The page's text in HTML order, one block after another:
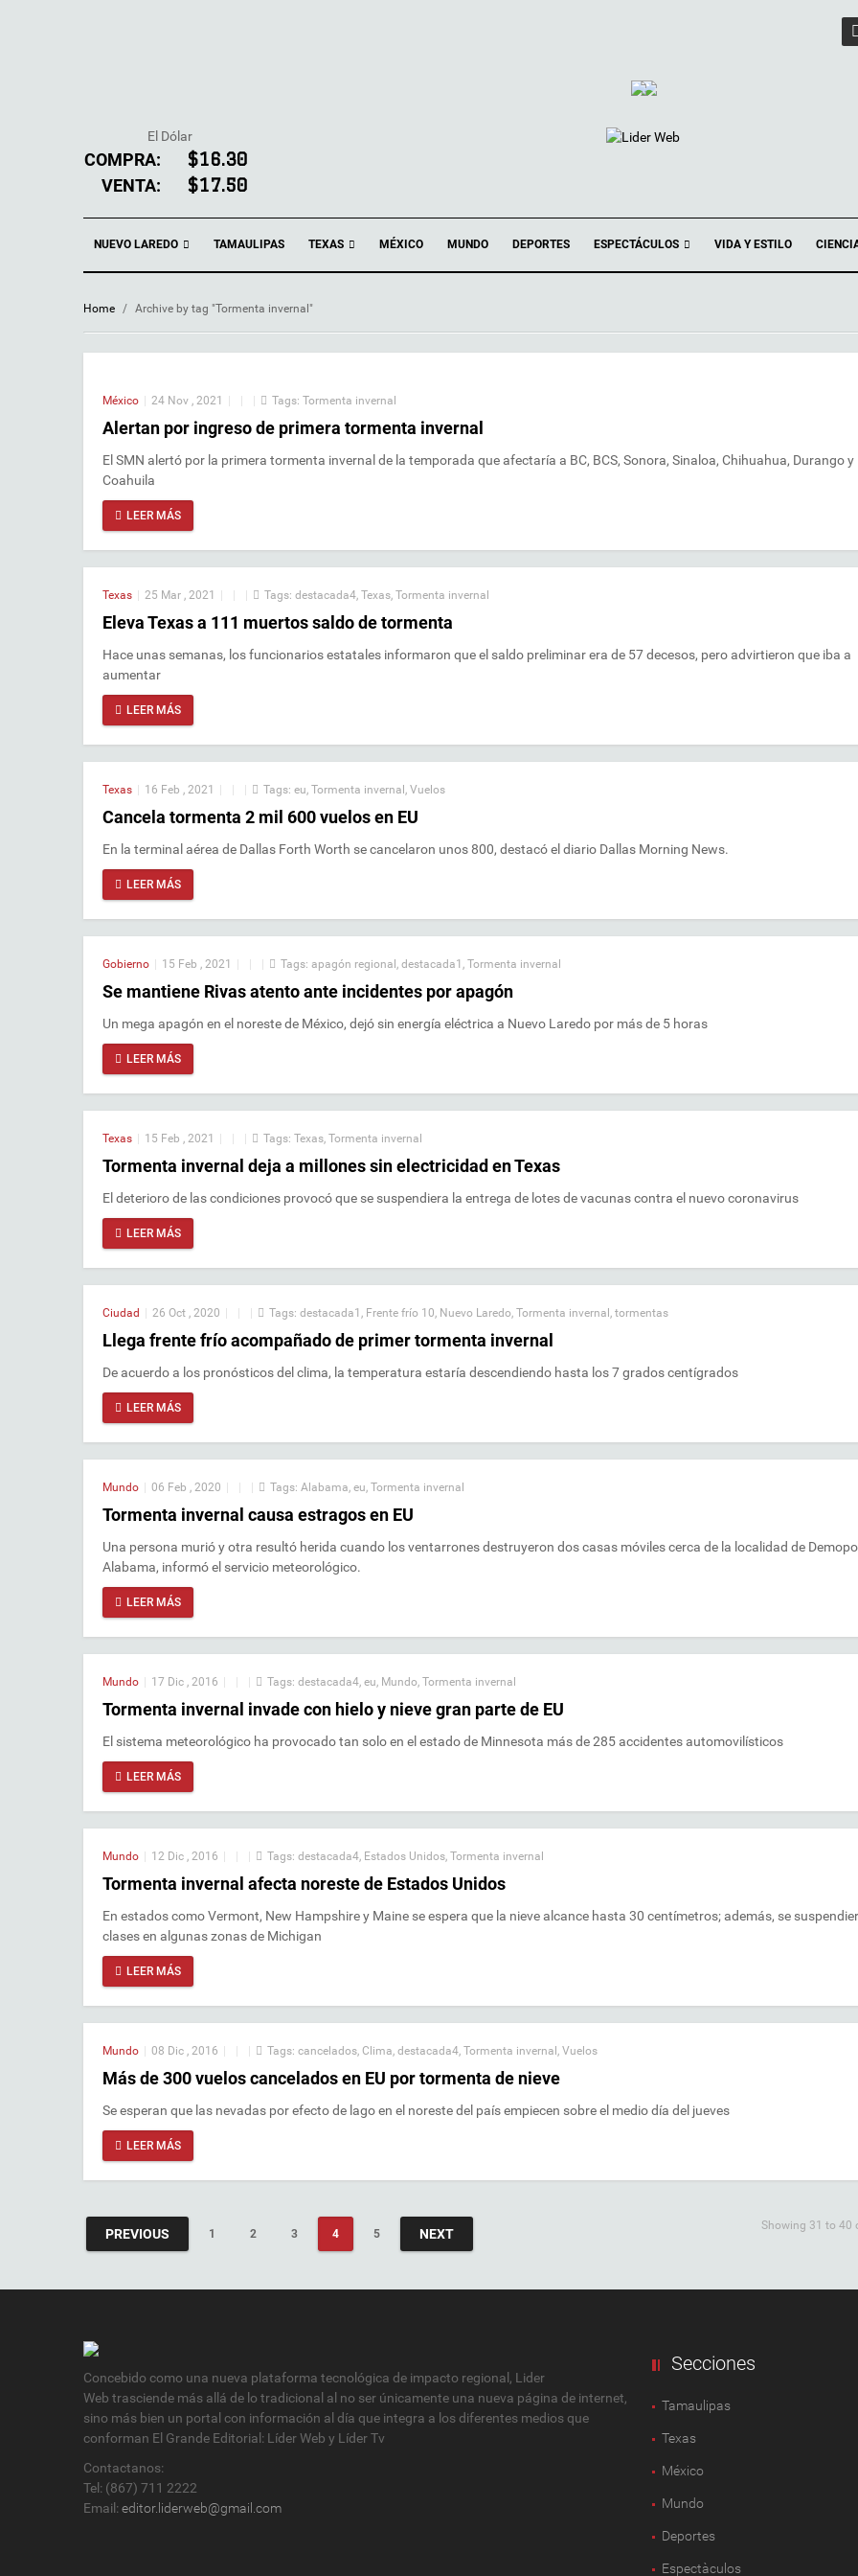
El Dólar
COMPRA: $16.30
VENTA: $17.50
NUEVO LAREDO TAMAULIPAS TEXAS MÉXICO MUNDO DEPORTES ESPECTÁCULOS VIDA Y ESTILO
Home / Archive by tag "Tormenta invernal"
México 24 Nov , 2021 Tags: Tormenta invernal
Alertan por ingreso de primera tormenta invernal
El SMN alertó por la primera tormenta invernal de la temporada que afectaría a BC, BCS, Sonora, Sinaloa, Chihuahua, Durango y
Coahuila
LEER MÁS
Texas 25 Mar , 2021 Tags: destacada4, Texas, Tormenta invernal
Eleva Texas a 111 muertos saldo de tormenta
Hace unas semanas, los funcionarios estatales informaron que el saldo preliminar era de 57 decesos, pero advirtieron que iba a
aumentar
LEER MÁS
Texas 16 Feb , 2021 Tags: eu, Tormenta invernal , Vuelos
Cancela tormenta 2 mil 600 vuelos en EU
En la terminal aérea de Dallas Forth Worth se cancelaron unos 800, destacó el diario Dallas Morning News.
LEER MÁS
Gobierno 15 Feb , 2021 Tags: apagón regional , destacada1 , Tormenta invernal
Se mantiene Rivas atento ante incidentes por apagón
Un mega apagón en el noreste de México, dejó sin energía eléctrica a Nuevo Laredo por más de 5 horas
LEER MÁS
Texas 15 Feb , 2021 Tags: Texas, Tormenta invernal
Tormenta invernal deja a millones sin electricidad en Texas
El deterioro de las condiciones provocó que se suspendiera la entrega de lotes de vacunas contra el nuevo coronavirus
LEER MÁS
Ciudad 26 Oct , 2020 Tags: destacada1 , Frente frío 10, Nuevo Laredo, Tormenta invernal , tormentas
Llega frente frío acompañado de primer tormenta invernal
De acuerdo a los pronósticos del clima, la temperatura estaría descendiendo hasta los 7 grados centígrados
LEER MÁS
Mundo 06 Feb , 2020 Tags: Alabama, eu, Tormenta invernal
Tormenta invernal causa estragos en EU
Una persona murió y otra resultó herida cuando los ventarrones destruyeron dos casas móviles cerca de la localidad de
Alabama, informó el servicio meteorológico.
LEER MÁS
Mundo 17 Dic , 2016 Tags: destacada4, eu, Mundo, Tormenta invernal
Tormenta invernal invade con hielo y nieve gran parte de EU
El sistema meteorológico ha provocado tan solo en el estado de Minnesota más de 285 accidentes automovilísticos
LEER MÁS
Mundo 12 Dic , 2016 Tags: destacada4, Estados Unidos, Tormenta invernal
Tormenta invernal afecta noreste de Estados Unidos
En estados como Vermont, New Hampshire y Maine se espera que la nieve alcance hasta 30 centímetros; además, se
clases en algunas zonas de Michigan
LEER MÁS
Mundo 08 Dic , 2016 Tags: cancelados, Clima, destacada4, Tormenta invernal , Vuelos
Más de 300 vuelos cancelados en EU por tormenta de nieve
Se esperan que las nevadas por efecto de lago en el noreste del país empiecen sobre el medio día del jueves
LEER MÁS
PREVIOUS 1 2 3 4 5 NEXT
Showing 31 to 40
Concebido como una nueva plataforma tecnológica de impacto regional, Lider
Web trasciende más allá de lo tradicional al no ser únicamente una nueva página de internet,
sino más bien un portal con información al día que integra a los diferentes medios que
conforman El Grande Editorial: Líder Web y Líder Tv
Contactanos:
Tel: (867) 711 2222
Email: editor.liderweb@gmail.com
Secciones
Tamaulipas
Texas
México
Mundo
Deportes
Espectàculos